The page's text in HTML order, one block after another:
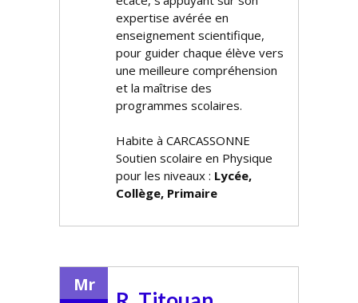
expertise avérée en
enseignement scientifique,
pour guider chaque élève vers
une meilleure compréhension
et la maîtrise des
programmes scolaires.
Habite à CARCASSONNE
Soutien scolaire en Physique
pour les niveaux : Lycée,
Collège, Primaire
Mr